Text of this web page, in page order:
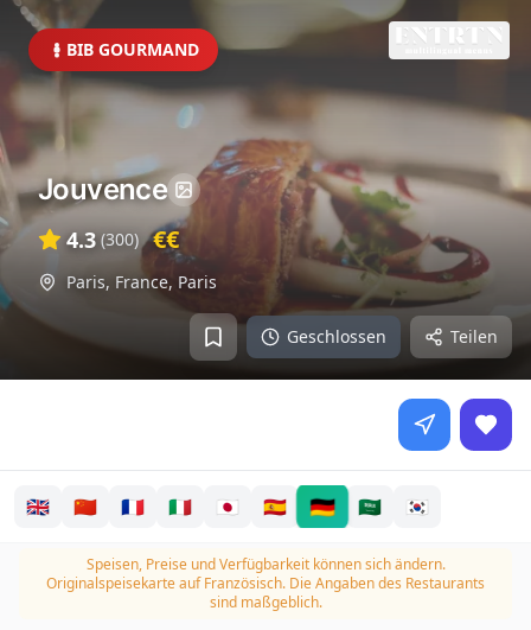
BIB GOURMAND
Geschlossen Teilen
Jouvence
4.3 (300) €€
Paris, France, Paris
🇬🇧 🇨🇳 🇫🇷 🇮🇹 🇯🇵 🇪🇸 🇩🇪 🇸🇦 🇰🇷
Speisen, Preise und Verfügbarkeit können sich ändern.
Originalspeisekarte auf Französisch. Die Angaben des Restaurants
sind maßgeblich.